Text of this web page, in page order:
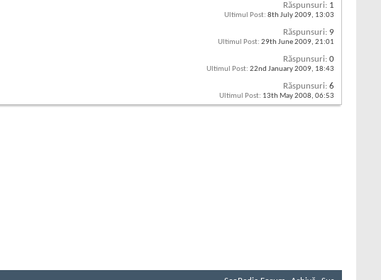
Răspunsuri: 1
Ultimul Post: 8th July 2009, 13:03
Răspunsuri: 9
Ultimul Post: 29th June 2009, 21:01
Răspunsuri: 0
Ultimul Post: 22nd January 2009, 18:43
Răspunsuri: 6
Ultimul Post: 13th May 2008, 06:53